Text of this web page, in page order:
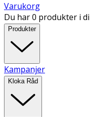
Varukorg
Du har 0 produkter i
Produkter
Kampanjer
Kloka Råd